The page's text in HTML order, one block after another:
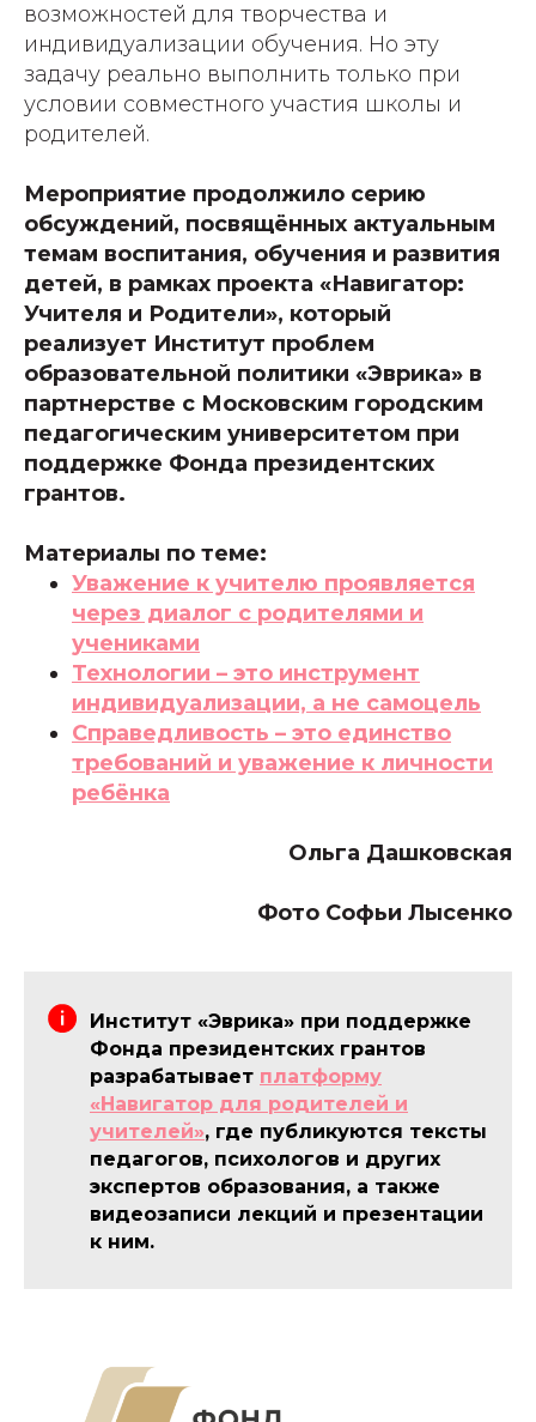
возможностей для творчества и
индивидуализации обучения. Но эту
задачу реально выполнить только при
условии совместного участия школы и
родителей.
Мероприятие продолжило серию
обсуждений, посвящённых актуальным
темам воспитания, обучения и развития
детей, в рамках проекта «Навигатор:
Учителя и Родители», который
реализует Институт проблем
образовательной политики «Эврика» в
партнерстве с Московским городским
педагогическим университетом при
поддержке Фонда президентских
грантов.
Материалы по теме:
Уважение к учителю проявляется
через диалог с родителями и
учениками
Технологии – это инструмент
индивидуализации, а не самоцель
Справедливость – это единство
требований и уважение к личности
ребёнка
Ольга Дашковская
Фото Софьи Лысенко
Институт «Эврика» при поддержке
Фонда президентских грантов
разрабатывает платформу
«Навигатор для родителей и
учителей», где публикуются тексты
педагогов, психологов и других
экспертов образования, а также
видеозаписи лекций и презентации
к ним.